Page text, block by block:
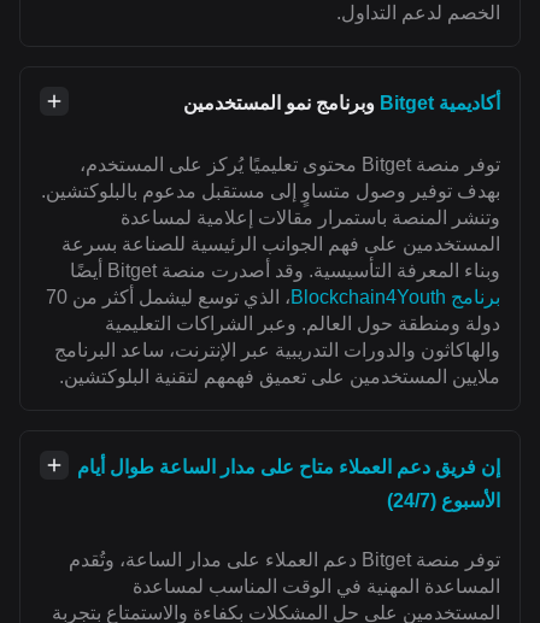
الخصم لدعم التداول.
أكاديمية Bitget وبرنامج نمو المستخدمين
توفر منصة Bitget محتوى تعليميًا يُركز على المستخدم،
بهدف توفير وصول متساوٍ إلى مستقبل مدعوم بالبلوكتشين.
وتنشر المنصة باستمرار مقالات إعلامية لمساعدة
المستخدمين على فهم الجوانب الرئيسية للصناعة بسرعة
وبناء المعرفة التأسيسية. وقد أصدرت منصة Bitget أيضًا
برنامج Blockchain4Youth
، الذي توسع ليشمل أكثر من 70
دولة ومنطقة حول العالم. وعبر الشراكات التعليمية
والهاكاثون والدورات التدريبية عبر الإنترنت، ساعد البرنامج
ملايين المستخدمين على تعميق فهمهم لتقنية البلوكتشين.
إن فريق دعم العملاء متاح على مدار الساعة طوال أيام
الأسبوع (24/7)
توفر منصة Bitget دعم العملاء على مدار الساعة، وتُقدم
المساعدة المهنية في الوقت المناسب لمساعدة
المستخدمين على حل المشكلات بكفاءة والاستمتاع بتجربة